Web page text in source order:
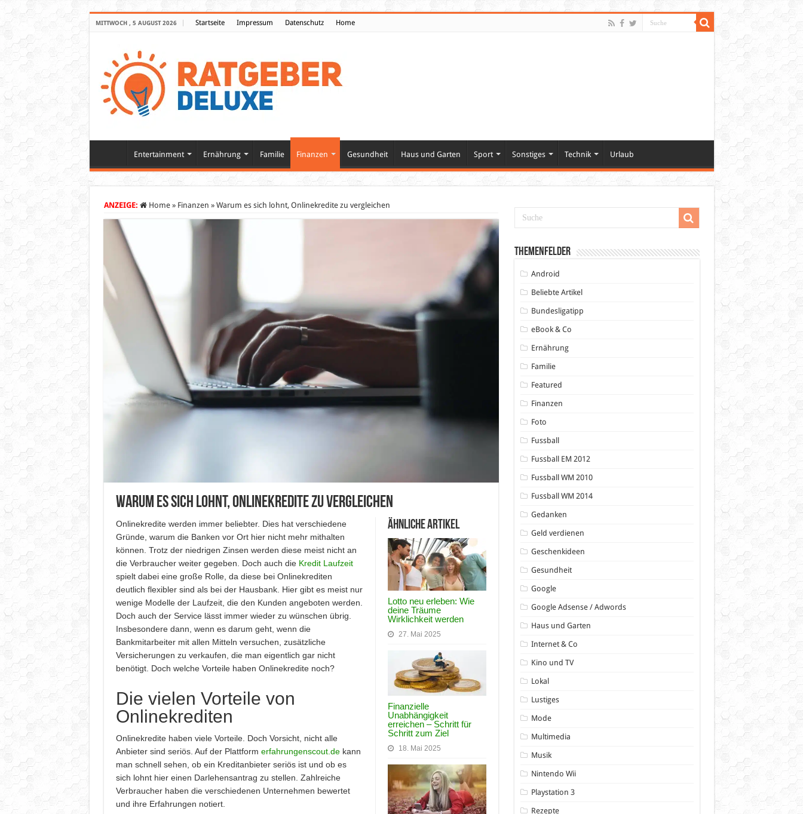
MITTWOCH , 5 AUGUST 2026 Startseite Impressum Datenschutz Home
Entertainment Ernährung Familie Finanzen Gesundheit Haus und Garten Sport Sonstiges Technik Urlaub
ANZEIGE: Home » Finanzen » Warum es sich lohnt, Onlinekredite zu vergleichen
Warum es sich lohnt, Onlinekredite zu vergleichen
Ähnliche Artikel
Lotto neu erleben: Wie
deine Träume
Wirklichkeit werden
27. Mai 2025
Finanzielle
Unabhängigkeit
erreichen – Schritt für
Schritt zum Ziel
18. Mai 2025
Onlinekredite werden immer beliebter. Dies hat verschiedene
Gründe, warum die Banken vor Ort hier nicht mehr mithalten
können. Trotz der niedrigen Zinsen werden diese meist nicht an
die Verbraucher weiter gegeben. Doch auch die Kredit Laufzeit
spielt dabei eine große Rolle, da diese bei Onlinekrediten
deutlich flexibler sind als bei der Hausbank. Hier gibt es meist nur
wenige Modelle der Laufzeit, die den Kunden angeboten werden.
Doch auch der Service lässt immer wieder zu wünschen übrig.
Insbesondere dann, wenn es darum geht, wenn die
Bankmitarbeiter mit allen Mitteln versuchen, zusätzliche
Versicherungen zu verkaufen, die man eigentlich gar nicht
benötigt. Doch welche Vorteile haben Onlinekredite noch?
Die vielen Vorteile von
Onlinekrediten
Onlinekredite haben viele Vorteile. Doch Vorsicht, nicht alle
Anbieter sind seriös. Auf der Plattform erfahrungenscout.dekann
man schnell sehen, ob ein Kreditanbieter seriös ist und ob es
sich lohnt hier einen Darlehensantrag zu stellen. Zahlreiche
Verbraucher haben die verschiedenen Unternehmen bewertet
und ihre Erfahrungen notiert.
Themenfelder
Android
Beliebte Artikel
Bundesligatipp
eBook & Co
Ernährung
Familie
Featured
Finanzen
Foto
Fussball
Fussball EM 2012
Fussball WM 2010
Fussball WM 2014
Gedanken
Geld verdienen
Geschenkideen
Gesundheit
Google
Google Adsense / Adwords
Haus und Garten
Internet & Co
Kino und TV
Lokal
Lustiges
Mode
Multimedia
Musik
Nintendo Wii
Playstation 3
Rezepte